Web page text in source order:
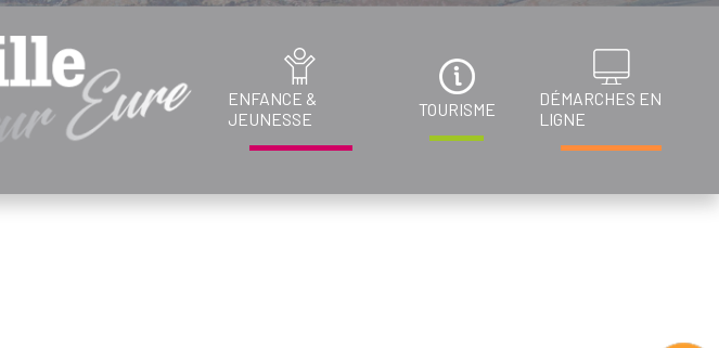
ENFANCE &
JEUNESSE
TOURISME
DÉMARCHES EN
LIGNE